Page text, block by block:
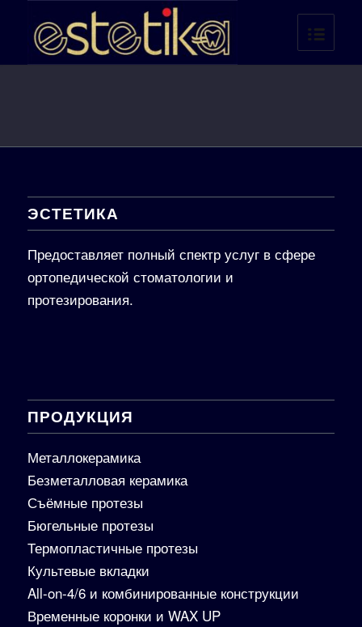
ЭСТЕТИКА
Предоставляет полный спектр услуг в сфере
ортопедической стоматологии и
протезирования.
ПРОДУКЦИЯ
Металлокерамика
Безметалловая керамика
Съёмные протезы
Бюгельные протезы
Термопластичные протезы
Культевые вкладки
All-on-4/6 и комбинированные конструкции
Временные коронки и WAX UP